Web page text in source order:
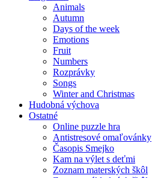
Animals
Autumn
Days of the week
Emotions
Fruit
Numbers
Rozprávky
Songs
Winter and Christmas
Hudobná výchova
Ostatné
Online puzzle hra
Antistresové omaľovánky
Časopis Smejko
Kam na výlet s deťmi
Zoznam materských škôl